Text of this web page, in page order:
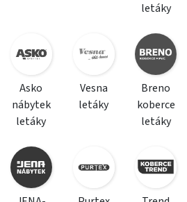
letáky
Asko
nábytek
letáky
Vesna
letáky
Breno
koberce
letáky